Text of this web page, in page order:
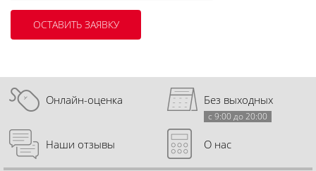
Онлайн-оценка Без выходных
с 9:00 до 20:00
Наши отзывы О нас